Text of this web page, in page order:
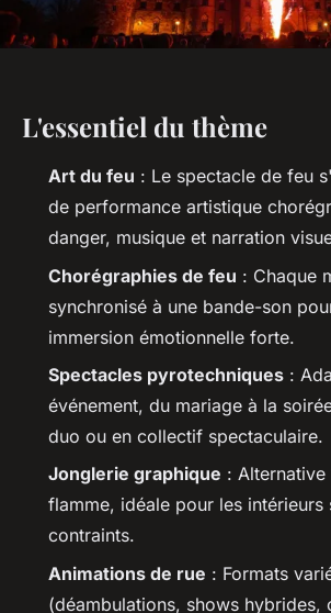
L'essentiel du thème
Art du feu : Le spectacle de feu
de performance artistique
danger, musique et narration
Chorégraphies de feu : Chaque
synchronisé à une bande-son
immersion émotionnelle forte.
Spectacles pyrotechniques :
événement, du mariage à la
duo ou en collectif spectaculaire.
Jonglerie graphique : Alternative
flamme, idéale pour les intérieurs
contraints.
Animations de rue : Formats
(déambulations, shows hybrides,